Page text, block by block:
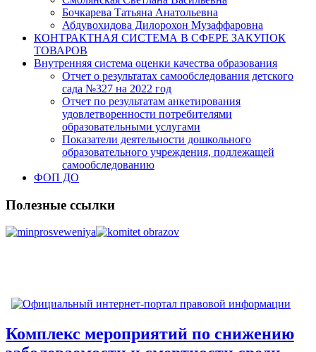
Бочкарева Татьяна Анатольевна
Абдувохидова Дилорохон Музаффаровна
КОНТРАКТНАЯ СИСТЕМА В СФЕРЕ ЗАКУПОК
ТОВАРОВ
Внутренняя система оценки качества образования
Отчет о результатах самообследования детского
сада №327 на 2022 год
Отчет по результатам анкетирования
удовлетворенности потребителями
образовательными услугами
Показатели деятельности дошкольного
образовательного учреждения, подлежащей
самообследованию
ФОП ДО
Полезные ссылки
Комплекс мероприятий по снижению